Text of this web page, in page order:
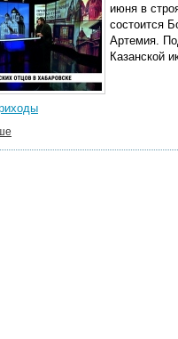
июня в
состоится
Артемия.
Казанской